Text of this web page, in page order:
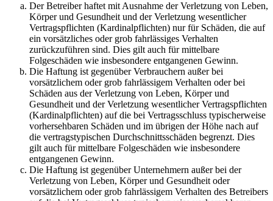
Der Betreiber haftet mit Ausnahme der Verletzung von Leben,
Körper und Gesundheit und der Verletzung wesentlicher
Vertragspflichten (Kardinalpflichten) nur für Schäden, die auf
ein vorsätzliches oder grob fahrlässiges Verhalten
zurückzuführen sind. Dies gilt auch für mittelbare
Folgeschäden wie insbesondere entgangenen Gewinn.
Die Haftung ist gegenüber Verbrauchern außer bei
vorsätzlichem oder grob fahrlässigem Verhalten oder bei
Schäden aus der Verletzung von Leben, Körper und
Gesundheit und der Verletzung wesentlicher Vertragspflichten
(Kardinalpflichten) auf die bei Vertragsschluss typischerweise
vorhersehbaren Schäden und im übrigen der Höhe nach auf
die vertragstypischen Durchschnittsschäden begrenzt. Dies
gilt auch für mittelbare Folgeschäden wie insbesondere
entgangenen Gewinn.
Die Haftung ist gegenüber Unternehmern außer bei der
Verletzung von Leben, Körper und Gesundheit oder
vorsätzlichem oder grob fahrlässigem Verhalten des Betreibers